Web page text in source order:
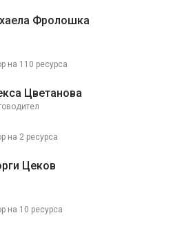
Фролошка
на 110 ресурса
Цветанова
на 2 ресурса
Цеков
на 10 ресурса